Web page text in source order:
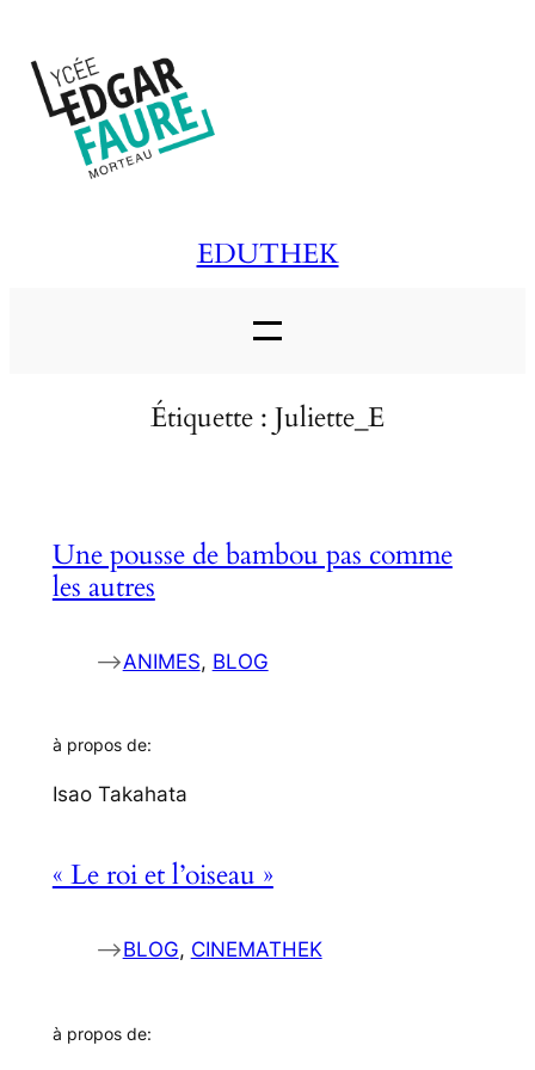
au
contenu
EDUTHEK
Étiquette : Juliette_E
Une pousse de bambou pas comme
les autres
–>ANIMES, BLOG
à propos de:
Isao Takahata
« Le roi et l’oiseau »
–>BLOG, CINEMATHEK
à propos de: